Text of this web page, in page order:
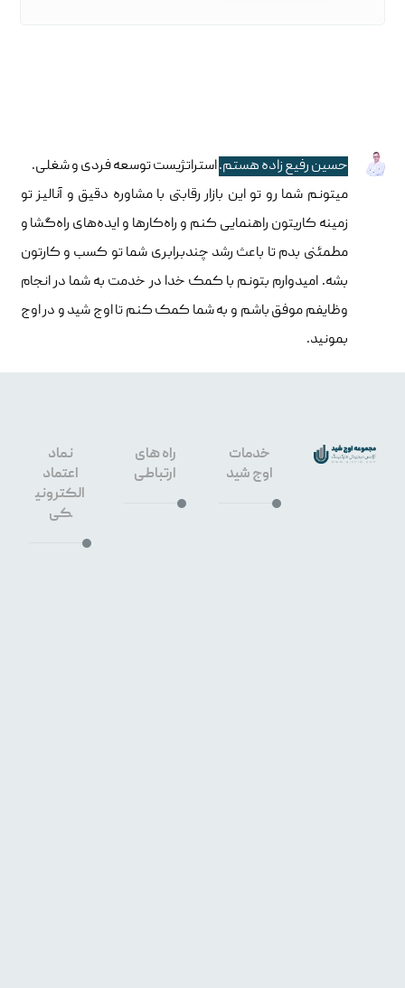
حسین رفیع زاده هستم.استراتژیست توسعه فردی و شغلی.
میتونم شما رو تو این بازار رقابتی با مشاوره دقیق و آنالیز تو
زمینه کاریتون راهنمایی کنم و راه‌کارها و ایده‌های راه‌گشا و
مطمئنی بدم تا باعث رشد چندبرابری شما تو کسب و کارتون
بشه. امیدوارم بتونم با کمک خدا در خدمت به شما در انجام
وظایفم موفق باشم و به شما کمک کنم تا اوج شید و در اوج
بمونید.
خدمات
اوج شید
راه های
ارتباطی
نماد
اعتماد
الکترونی
کی